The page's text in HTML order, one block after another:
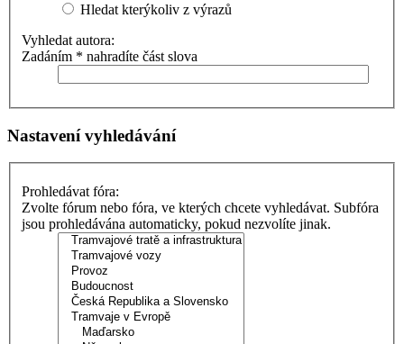
Hledat kterýkoliv z výrazů
Vyhledat autora:
Zadáním * nahradíte část slova
Nastavení vyhledávání
Prohledávat fóra:
Zvolte fórum nebo fóra, ve kterých chcete vyhledávat. Subfóra
jsou prohledávána automaticky, pokud nezvolíte jinak.